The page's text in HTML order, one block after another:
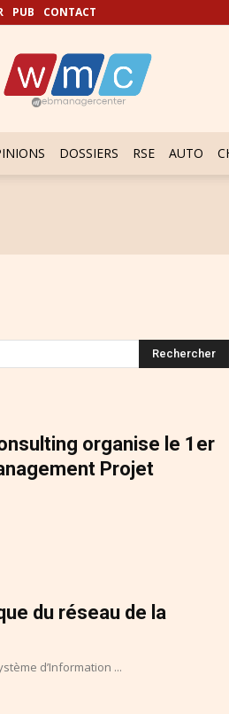
PUB CONTACT
DOSSIERS RSE AUTO
organise le 1er
Projet
du réseau de la
d’Information ...